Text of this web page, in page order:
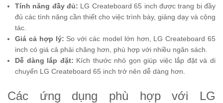
Tính năng đầy đủ: LG Createboard 65 inch được trang bị đầy
đủ các tính năng cần thiết cho việc trình bày, giảng dạy và cộng
tác.
Giá cả hợp lý: So với các model lớn hơn, LG Createboard 65
inch có giá cả phải chăng hơn, phù hợp với nhiều ngân sách.
Dễ dàng lắp đặt: Kích thước nhỏ gọn giúp việc lắp đặt và di
chuyển LG Createboard 65 inch trở nên dễ dàng hơn.
Các ứng dụng phù hợp với LG